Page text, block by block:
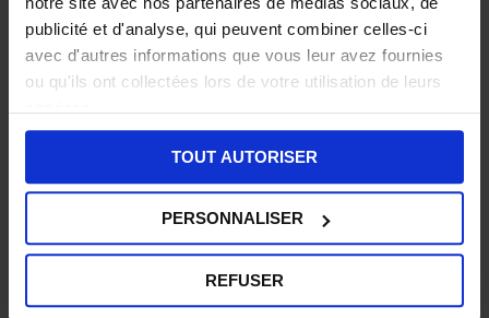
publicité et d'analyse, qui peuvent combiner celles-ci
avec d'autres informations que vous leur avez fournies
ou qu'ils ont collectées lors de votre utilisation de leurs
TOUT AUTORISER
PERSONNALISER
REFUSER
toujours juste !